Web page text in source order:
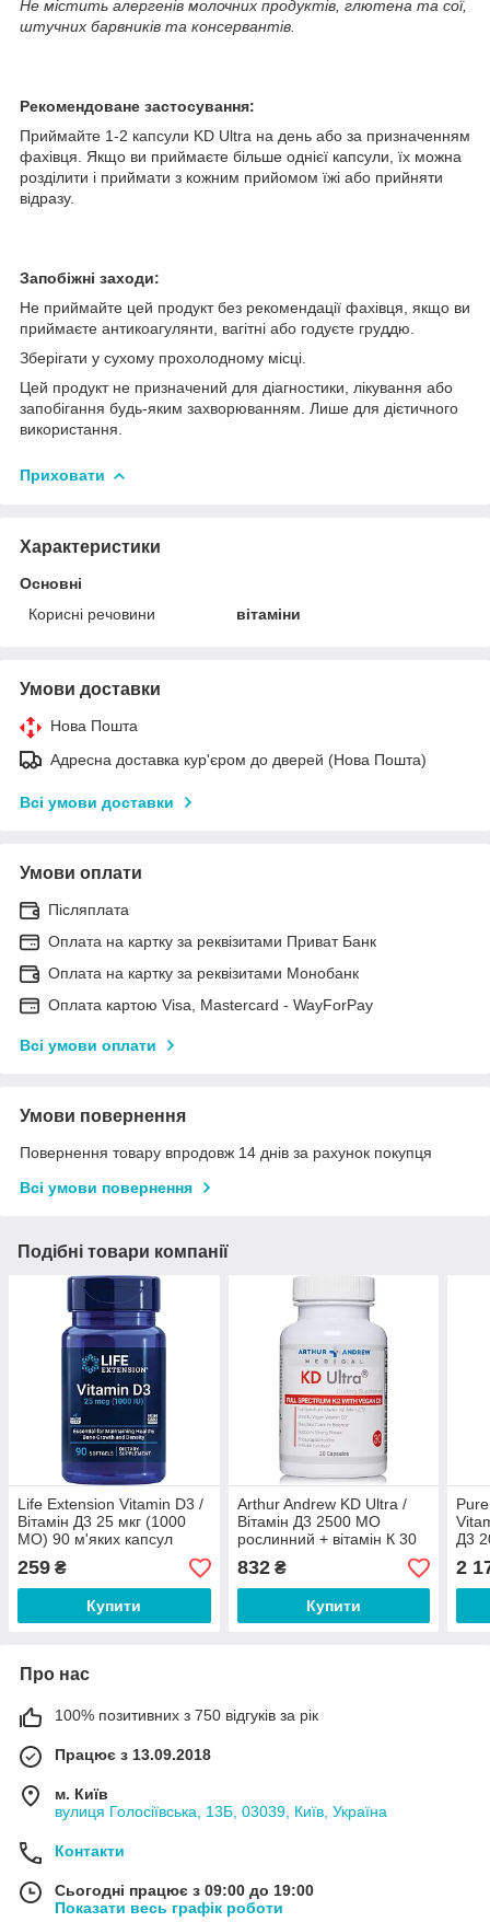
Не містить алергенів молочних продуктів, глютена та сої,
штучних барвників та консервантів.
Рекомендоване застосування:
Приймайте 1-2 капсули KD Ultra на день або за призначенням
фахівця. Якщо ви приймаєте більше однієї капсули, їх можна
розділити і приймати з кожним прийомом їжі або прийняти
відразу.
Запобіжні заходи:
Не приймайте цей продукт без рекомендації фахівця, якщо ви
приймаєте антикоагулянти, вагітні або годуєте груддю.
Зберігати у сухому прохолодному місці.
Цей продукт не призначений для діагностики, лікування або
запобігання будь-яким захворюванням. Лише для дієтичного
використання.
Приховати
Характеристики
Основні
Корисні речовини
вітаміни
Умови доставки
Нова Пошта
Адресна доставка кур'єром до дверей (Нова Пошта)
Всі умови доставки
Умови оплати
Післяплата
Оплата на картку за реквізитами Приват Банк
Оплата на картку за реквізитами Монобанк
Оплата картою Visa, Mastercard - WayForPay
Всі умови оплати
Умови повернення
Повернення товару впродовж 14 днів за рахунок покупця
Всі умови повернення
Подібні товари компанії
Life Extension Vitamin D3 /
Вітамін Д3 25 мкг (1000
МО) 90 м'яких капсул
259 ₴
Купити
Arthur Andrew KD Ultra /
Вітамін Д3 2500 МО
рослинний + вітамін К 30
капсул
832₴
Купити
Д3
120
2
Про нас
100% позитивних з 750 відгуків за рік
Працює з 13.09.2018
м. Київ
вулиця Голосіївська, 13Б, 03039, Київ, Україна
Контакти
Сьогодні працює з 09:00 до 19:00
Показати весь графік роботи